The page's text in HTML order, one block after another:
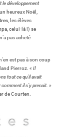
le développement
heureux Noël,
, les élèves
celui-là !) se
n’a pas acheté
est pas à son coup
Pierroz. « Il
tout ce qu’il avait
il s’y prenait. »
de Courten.